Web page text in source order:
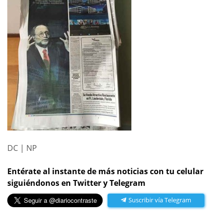
DC | NP
Entérate al instante de más noticias con tu celular
siguiéndonos en Twitter y Telegram
Suscribir vía Telegram